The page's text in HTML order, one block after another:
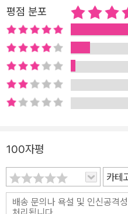
주인공 희수의 감정을 따라가면
로 희수를 안내하는 남자아이,
희수의 삶을 응원하게 된다. 아
기를 바라는 엄마 아빠의 간절한
야기를 통해 따뜻하게 그리고 있
평점 분포
100자평
카테